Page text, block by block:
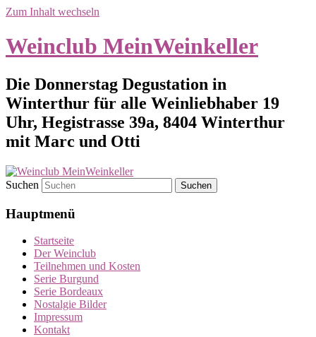
Zum Inhalt wechseln
Weinclub MeinWeinkeller
Die Donnerstag Degustation in
Winterthur für alle Weinliebhaber 19
Uhr, Hegistrasse 39a, 8404 Winterthur
mit Marc und Otti
Suchen
Hauptmenü
Startseite
Der Weinclub
Teilnehmen und Kosten
Serie Burgund
Serie Bordeaux
Nostalgie Bilder
Impressum
Kontakt